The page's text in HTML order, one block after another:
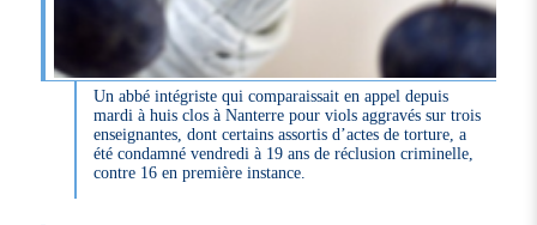
Un abbé intégriste qui comparaissait en appel depuis
mardi à huis clos à Nanterre pour viols aggravés sur trois
enseignantes, dont certains assortis d’actes de torture, a
été condamné vendredi à 19 ans de réclusion criminelle,
contre 16 en première instance.